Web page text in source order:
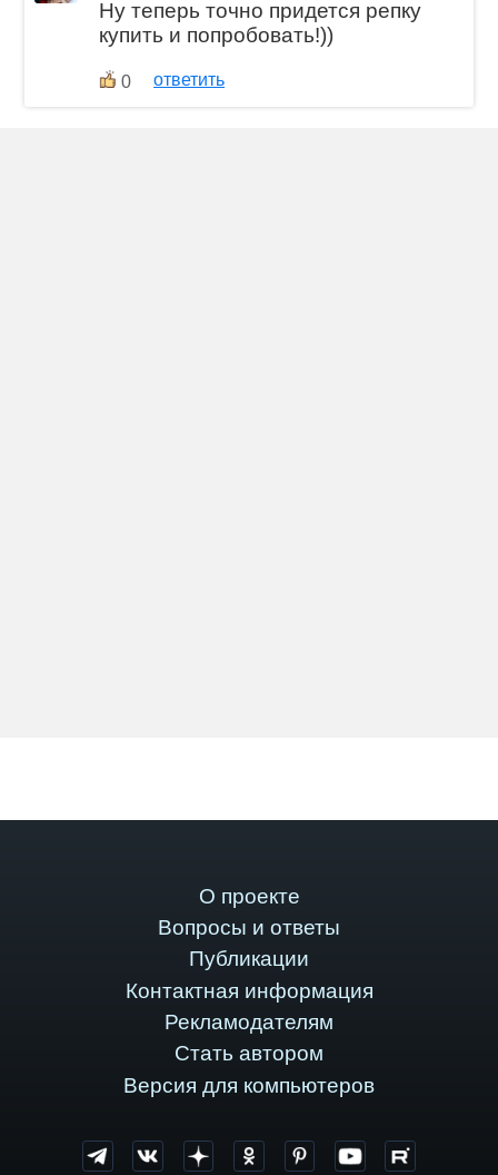
Ну теперь точно придется репку
купить и попробовать!))
0 ответить
О проекте
Вопросы и ответы
Публикации
Контактная информация
Рекламодателям
Стать автором
Версия для компьютеров